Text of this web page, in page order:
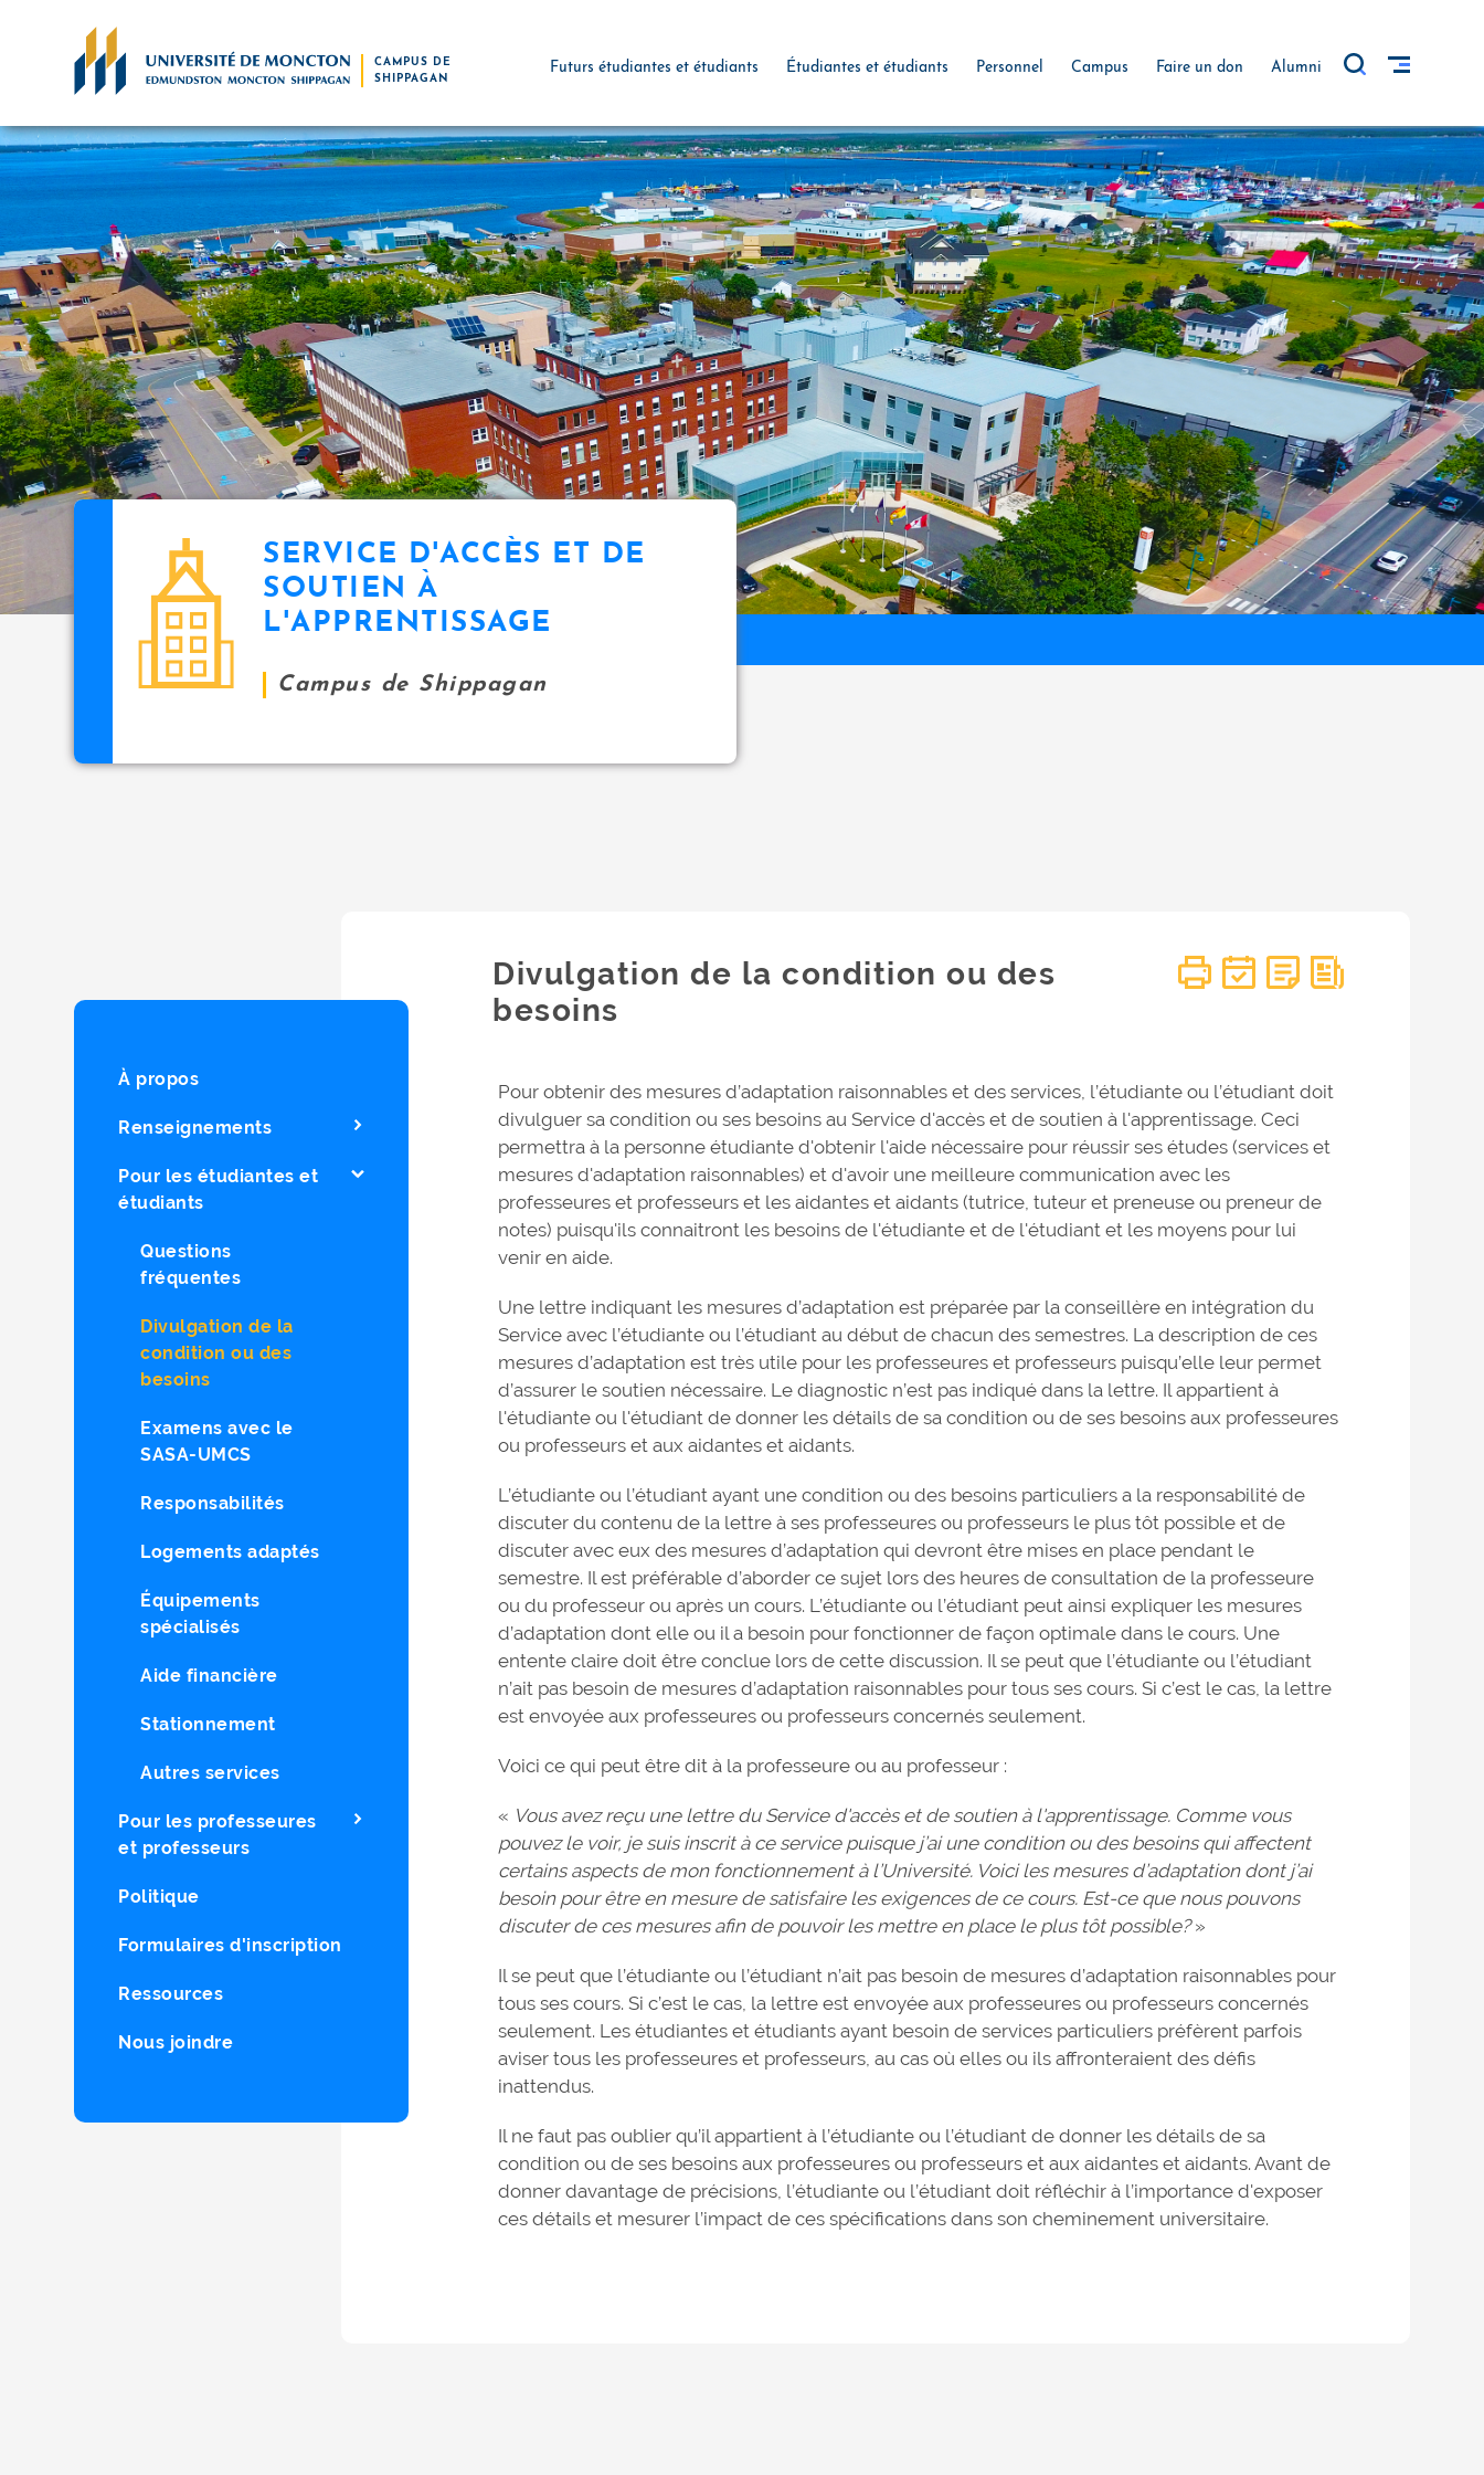
CAMPUS DE
SHIPPAGAN
Futurs étudiantes et étudiants Étudiantes et étudiants Personnel Campus Faire un don Alumni
SERVICE D'ACCÈS ET DE
SOUTIEN À
L'APPRENTISSAGE
Campus de Shippagan
À propos
Renseignements
Pour les étudiantes et
étudiants
Questions
fréquentes
Divulgation de la
condition ou des
besoins
Examens avec le
SASA-UMCS
Responsabilités
Logements adaptés
Équipements
spécialisés
Aide financière
Stationnement
Autres services
Pour les professeures
et professeurs
Politique
Formulaires d'inscription
Ressources
Nous joindre
Divulgation de la condition ou des
besoins
Pour obtenir des mesures d’adaptation raisonnables et des services, l’étudiante ou l’étudiant doit
divulguer sa condition ou ses besoins au Service d'accès et de soutien à l'apprentissage. Ceci
permettra à la personne étudiante d'obtenir l'aide nécessaire pour réussir ses études (services et
mesures d'adaptation raisonnables) et d'avoir une meilleure communication avec les
professeures et professeurs et les aidantes et aidants (tutrice, tuteur et preneuse ou preneur de
notes) puisqu'ils connaitront les besoins de l'étudiante et de l'étudiant et les moyens pour lui
venir en aide.
Une lettre indiquant les mesures d’adaptation est préparée par la conseillère en intégration du
Service avec l’étudiante ou l’étudiant au début de chacun des semestres. La description de ces
mesures d’adaptation est très utile pour les professeures et professeurs puisqu’elle leur permet
d’assurer le soutien nécessaire. Le diagnostic n’est pas indiqué dans la lettre. Il appartient à
l'étudiante ou l'étudiant de donner les détails de sa condition ou de ses besoins aux professeures
ou professeurs et aux aidantes et aidants.
L’étudiante ou l’étudiant ayant une condition ou des besoins particuliers a la responsabilité de
discuter du contenu de la lettre à ses professeures ou professeurs le plus tôt possible et de
discuter avec eux des mesures d’adaptation qui devront être mises en place pendant le
semestre. Il est préférable d’aborder ce sujet lors des heures de consultation de la professeure
ou du professeur ou après un cours. L’étudiante ou l’étudiant peut ainsi expliquer les mesures
d’adaptation dont elle ou il a besoin pour fonctionner de façon optimale dans le cours. Une
entente claire doit être conclue lors de cette discussion. Il se peut que l’étudiante ou l’étudiant
n’ait pas besoin de mesures d’adaptation raisonnables pour tous ses cours. Si c’est le cas, la lettre
est envoyée aux professeures ou professeurs concernés seulement.
Voici ce qui peut être dit à la professeure ou au professeur :
« Vous avez reçu une lettre du Service d'accès et de soutien à l'apprentissage. Comme vous
pouvez le voir, je suis inscrit à ce service puisque j’ai une condition ou des besoins qui affectent
certains aspects de mon fonctionnement à l’Université. Voici les mesures d’adaptation dont j’ai
besoin pour être en mesure de satisfaire les exigences de ce cours. Est-ce que nous pouvons
discuter de ces mesures afin de pouvoir les mettre en place le plus tôt possible?»
Il se peut que l’étudiante ou l’étudiant n’ait pas besoin de mesures d’adaptation raisonnables pour
tous ses cours. Si c’est le cas, la lettre est envoyée aux professeures ou professeurs concernés
seulement. Les étudiantes et étudiants ayant besoin de services particuliers préfèrent parfois
aviser tous les professeures et professeurs, au cas où elles ou ils affronteraient des défis
inattendus.
Il ne faut pas oublier qu’il appartient à l’étudiante ou l’étudiant de donner les détails de sa
condition ou de ses besoins aux professeures ou professeurs et aux aidantes et aidants. Avant de
donner davantage de précisions, l’étudiante ou l’étudiant doit réfléchir à l’importance d'exposer
ces détails et mesurer l’impact de ces spécifications dans son cheminement universitaire.